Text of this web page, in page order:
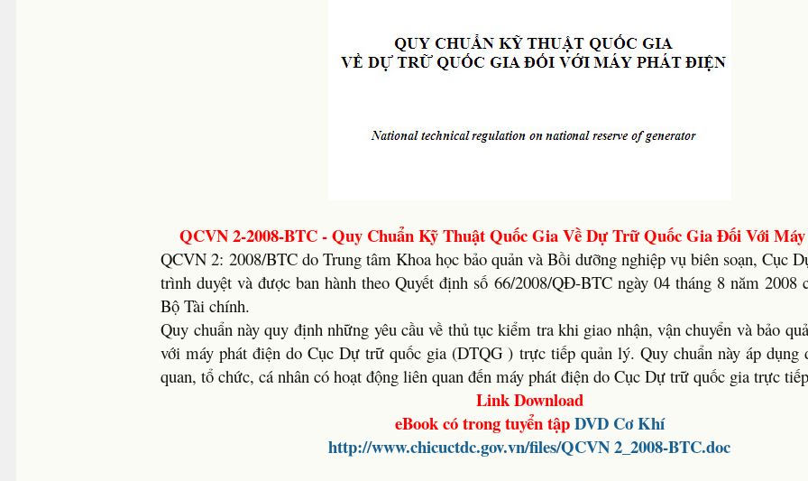
QCVN 2-2008-BTC - Quy Chuẩn Kỹ Thuật Quốc Gia Về Dự Trữ Quốc Gia Đối Với
QCVN 2: 2008/BTC do Trung tâm Khoa học bảo quản và Bồi dưỡng nghiệp vụ biên soạn, Cục
trình duyệt và được ban hành theo Quyết định số 66/2008/QĐ-BTC ngày 04 tháng 8 năm 2008
Bộ Tài chính.
Quy chuẩn này quy định những yêu cầu về thủ tục kiểm tra khi giao nhận, vận chuyển và bảo
với máy phát điện do Cục Dự trữ quốc gia (DTQG ) trực tiếp quản lý. Quy chuẩn này áp dụng
quan, tổ chức, cá nhân có hoạt động liên quan đến máy phát điện do Cục Dự trữ quốc gia trực
Link Download
eBook có trong tuyển tậpDVD Cơ Khí
http://www.chicuctdc.gov.vn/files/QCVN 2_2008-BTC.doc